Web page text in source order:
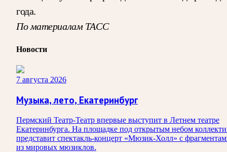
года.
По материалам ТАСС
Новости
7 августа 2026
Музыка, лето, Екатеринбург
Пермский Театр-Театр впервые выступит в Летнем театре
Екатеринбурга. На площадке под открытым небом
представит спектакль-концерт «Мюзик-Холл» с
из мировых мюзиклов.